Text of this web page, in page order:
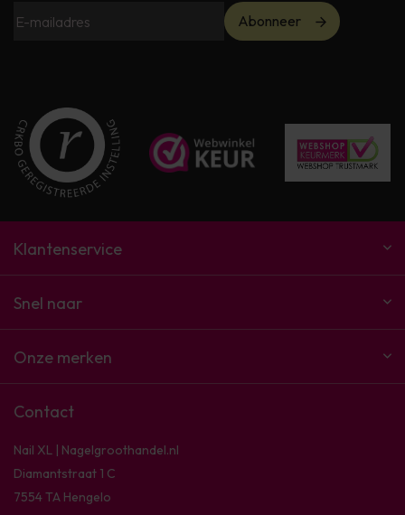
Abonneer
Klantenservice
Snel naar
Onze merken
Contact
Nail XL | Nagelgroothandel.nl
Diamantstraat 1 C
7554 TA Hengelo